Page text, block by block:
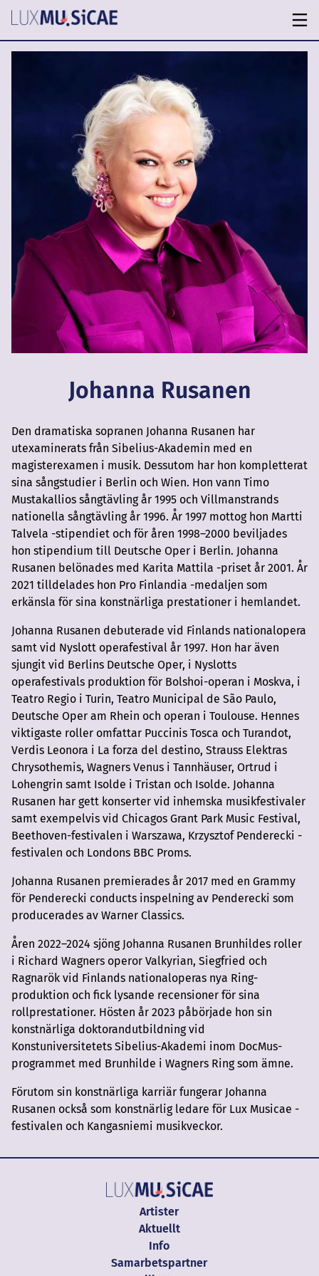
Johanna Rusanen
Den dramatiska sopranen Johanna Rusanen har
utexaminerats från Sibelius-Akademin med en
magisterexamen i musik. Dessutom har hon kompletterat
sina sångstudier i Berlin och Wien. Hon vann Timo
Mustakallios sångtävling år 1995 och Villmanstrands
nationella sångtävling år 1996. År 1997 mottog hon Martti
Talvela -stipendiet och för åren 1998–2000 beviljades
hon stipendium till Deutsche Oper i Berlin. Johanna
Rusanen belönades med Karita Mattila -priset år 2001. År
2021 tilldelades hon Pro Finlandia -medaljen som
erkänsla för sina konstnärliga prestationer i hemlandet.
Johanna Rusanen debuterade vid Finlands nationalopera
samt vid Nyslott operafestival år 1997. Hon har även
sjungit vid Berlins Deutsche Oper, i Nyslotts
operafestivals produktion för Bolshoi-operan i Moskva, i
Teatro Regio i Turin, Teatro Municipal de São Paulo,
Deutsche Oper am Rhein och operan i Toulouse. Hennes
viktigaste roller omfattar Puccinis Tosca och Turandot,
Verdis Leonora i La forza del destino, Strauss Elektras
Chrysothemis, Wagners Venus i Tannhäuser, Ortrud i
Lohengrin samt Isolde i Tristan och Isolde. Johanna
Rusanen har gett konserter vid inhemska musikfestivaler
samt exempelvis vid Chicagos Grant Park Music Festival,
Beethoven-festivalen i Warszawa, Krzysztof Penderecki -
festivalen och Londons BBC Proms.
Johanna Rusanen premierades år 2017 med en Grammy
för Penderecki conducts inspelning av Penderecki som
producerades av Warner Classics.
Åren 2022–2024 sjöng Johanna Rusanen Brunhildes roller
i Richard Wagners operor Valkyrian, Siegfried och
Ragnarök vid Finlands nationaloperas nya Ring-
produktion och fick lysande recensioner för sina
rollprestationer. Hösten år 2023 påbörjade hon sin
konstnärliga doktorandutbildning vid
Konstuniversitetets Sibelius-Akademi inom DocMus-
programmet med Brunhilde i Wagners Ring som ämne.
Förutom sin konstnärliga karriär fungerar Johanna
Rusanen också som konstnärlig ledare för Lux Musicae -
festivalen och Kangasniemi musikveckor.
Artister
Aktuellt
Info
Samarbetspartner